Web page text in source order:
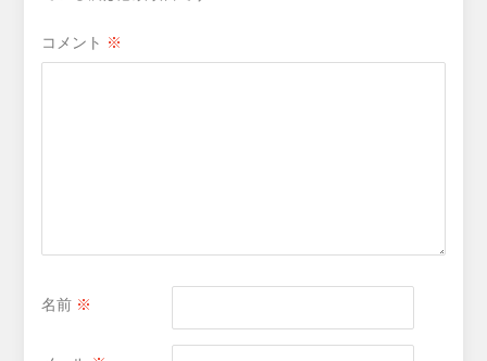
コメント ※
名前 ※